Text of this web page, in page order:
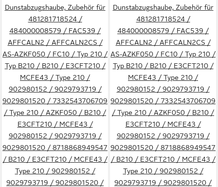
Dunstabzugshaube, Zubehör für
481281718524 /
484000008579 / FAC539 /
AFFCALN2 / AFFCALN2CS /
AS-AZKF050 / FC10 / Typ 210 /
Typ B210 / B210 / E3CFT210 /
MCFE43 / Type 210 /
902980152 / 9029793719 /
9029801520 / 7332543706709
/ Type 210 / AZKF050 / B210 /
E3CFT210 / MCFE43 /
902980152 / 9029793719 /
9029801520 / 8718868949547
/ B210 / E3CFT210 / MCFE43 /
Type 210 / 902980152 /
9029793719 / 9029801520 /
Dunstabzugshaube, Zubehör für
481281718524 /
484000008579 / FAC539 /
AFFCALN2 / AFFCALN2CS /
AS-AZKF050 / FC10 / Typ 210 /
Typ B210 / B210 / E3CFT210 /
MCFE43 / Type 210 /
902980152 / 9029793719 /
9029801520 / 7332543706709
/ Type 210 / AZKF050 / B210 /
E3CFT210 / MCFE43 /
902980152 / 9029793719 /
9029801520 / 8718868949547
/ B210 / E3CFT210 / MCFE43 /
Type 210 / 902980152 /
9029793719 / 9029801520 /